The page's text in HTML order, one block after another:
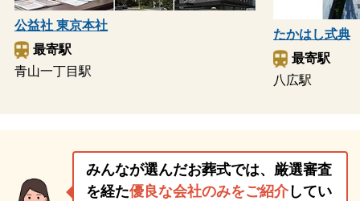
公益社 東京本社
最寄駅
青山一丁目駅
たかはし式典
最寄駅
八広駅
みんなが選んだお葬式では、厳選審査
を経た優良な会社のみをご紹介してい